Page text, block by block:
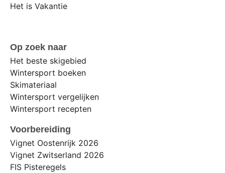
Het is Vakantie
Op zoek naar
Het beste skigebied
Wintersport boeken
Skimateriaal
Wintersport vergelijken
Wintersport recepten
Voorbereiding
Vignet Oostenrijk 2026
Vignet Zwitserland 2026
FIS Pisteregels